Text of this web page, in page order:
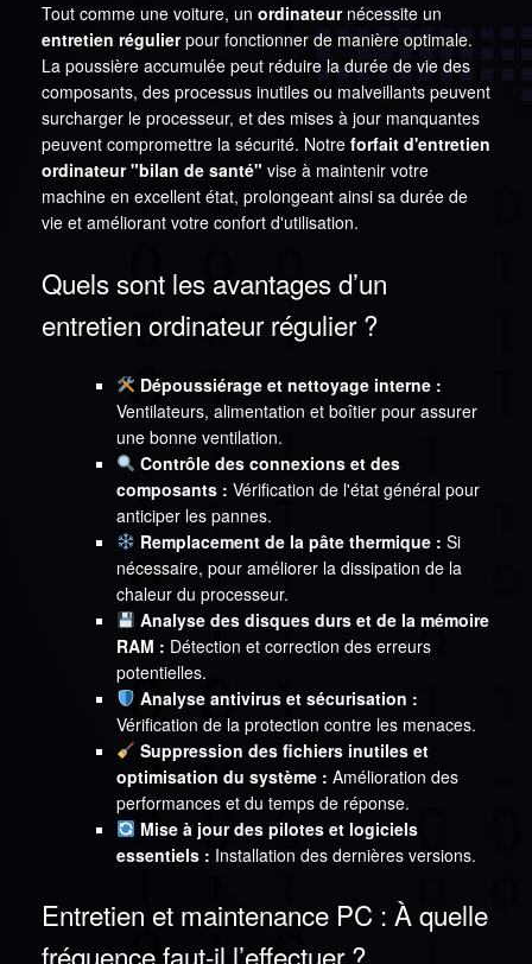
Tout comme une voiture, un ordinateurnécessite un
entretien régulierpour fonctionner de manière optimale.
La poussière accumulée peut réduire la durée de vie des
composants, des processus inutiles ou malveillants peuvent
surcharger le processeur, et des mises à jour manquantes
peuvent compromettre la sécurité. Notre forfait d'entretien
ordinateur "bilan de santé" vise à maintenir votre
machine en excellent état, prolongeant ainsi sa durée de
vie et améliorant votre confort d'utilisation.
Quels sont les avantages d’un
entretien ordinateur régulier ?
Dépoussiérage et nettoyage interne :
Ventilateurs, alimentation et boîtier pour assurer
une bonne ventilation.
Contrôle des connexions et des
composants : Vérification de l'état général pour
anticiper les pannes.
Remplacement de la pâte thermique : Si
nécessaire, pour améliorer la dissipation de la
chaleur du processeur.
Analyse des disques durs et de la mémoire
RAM : Détection et correction des erreurs
potentielles.
Analyse antivirus et sécurisation :
Vérification de la protection contre les menaces.
Suppression des fichiers inutiles et
optimisation du système : Amélioration des
performances et du temps de réponse.
Mise à jour des pilotes et logiciels
essentiels : Installation des dernières versions.
Entretien et maintenance PC : À quelle
fréquence faut-il l’effectuer ?